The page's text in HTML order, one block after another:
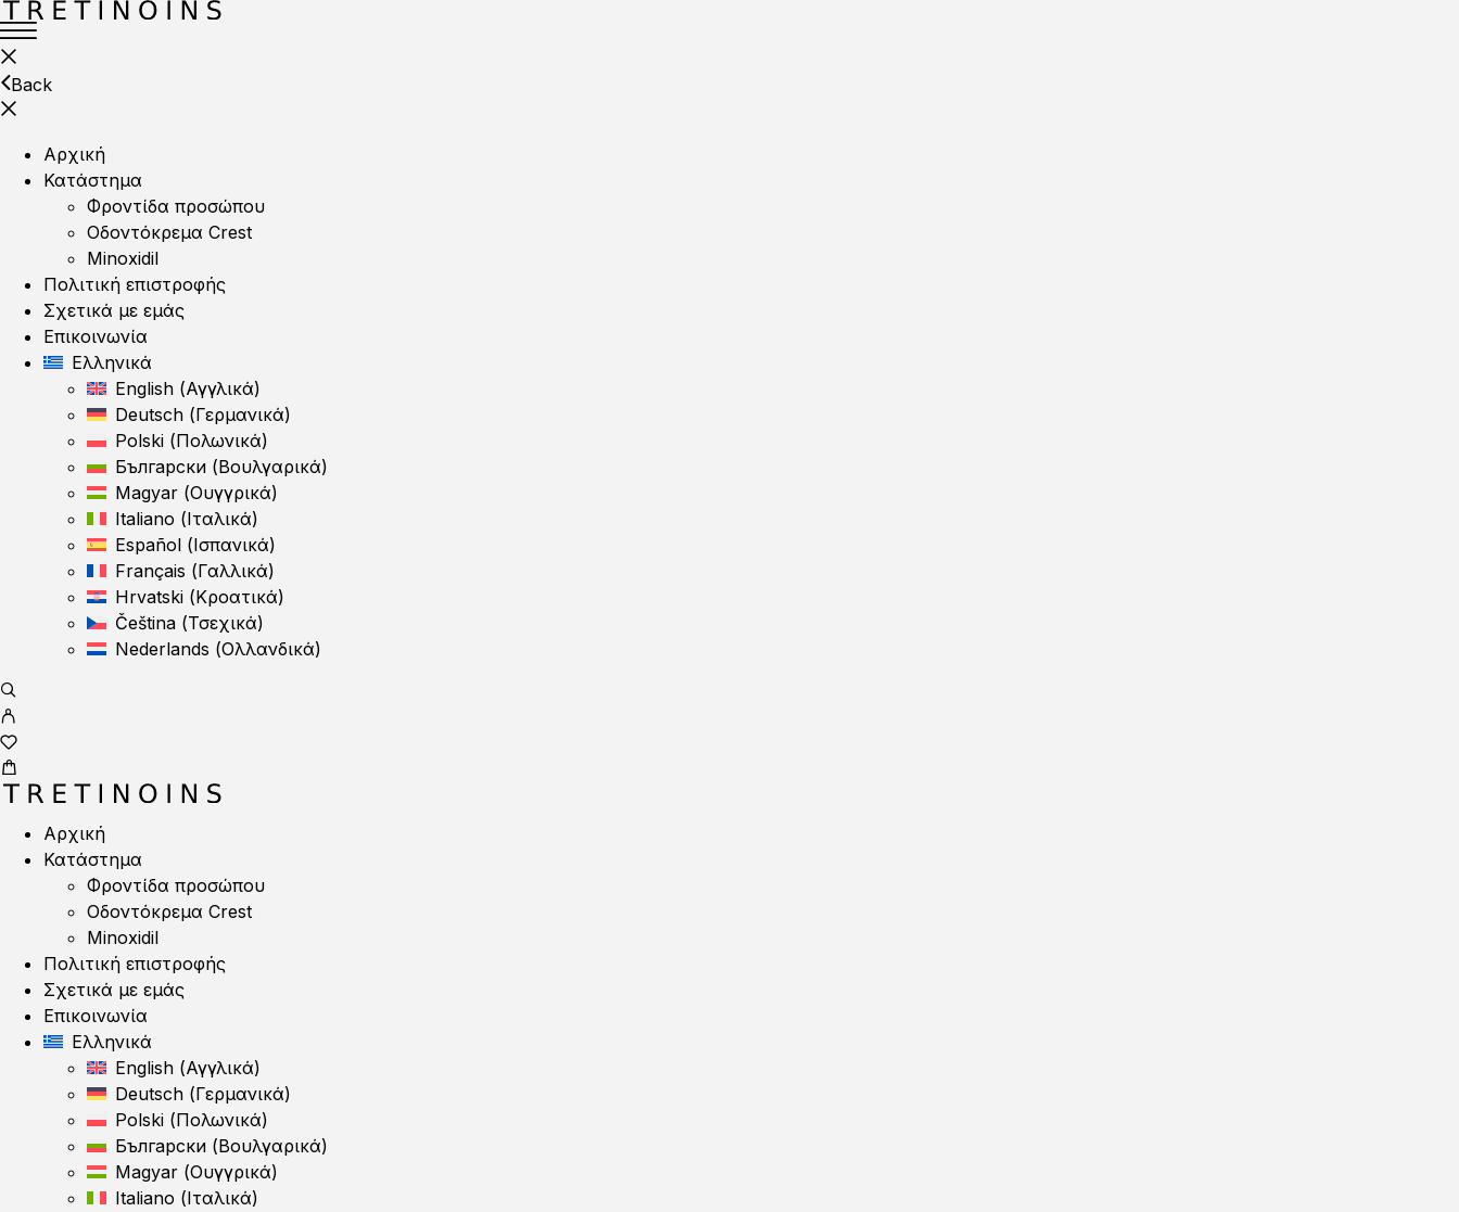
Back
Αρχική
Κατάστημα
Φροντίδα προσώπου
Οδοντόκρεμα Crest
Minoxidil
Πολιτική επιστροφής
Σχετικά με εμάς
Επικοινωνία
Ελληνικά
English (Αγγλικά)
Deutsch (Γερμανικά)
Polski (Πολωνικά)
Български (Βουλγαρικά)
Magyar (Ουγγρικά)
Italiano (Ιταλικά)
Español (Ισπανικά)
Français (Γαλλικά)
Hrvatski (Κροατικά)
Čeština (Τσεχικά)
Nederlands (Ολλανδικά)
Αρχική
Κατάστημα
Φροντίδα προσώπου
Οδοντόκρεμα Crest
Minoxidil
Πολιτική επιστροφής
Σχετικά με εμάς
Επικοινωνία
Ελληνικά
English (Αγγλικά)
Deutsch (Γερμανικά)
Polski (Πολωνικά)
Български (Βουλγαρικά)
Magyar (Ουγγρικά)
Italiano (Ιταλικά)